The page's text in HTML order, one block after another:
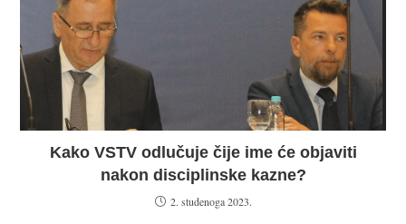
Kako VSTV odlučuje čije ime će objaviti
nakon disciplinske kazne?
2. studenoga 2023.